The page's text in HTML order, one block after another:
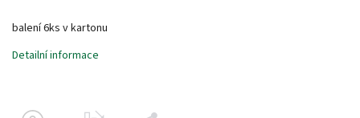
balení 6ks v kartonu
Detailní informace